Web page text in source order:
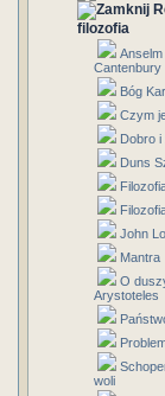
filozofia
Anselm
Cantenbury
Bóg
Czym
Dobro i
Duns
John
Mantra
O
Arystoteles
woli